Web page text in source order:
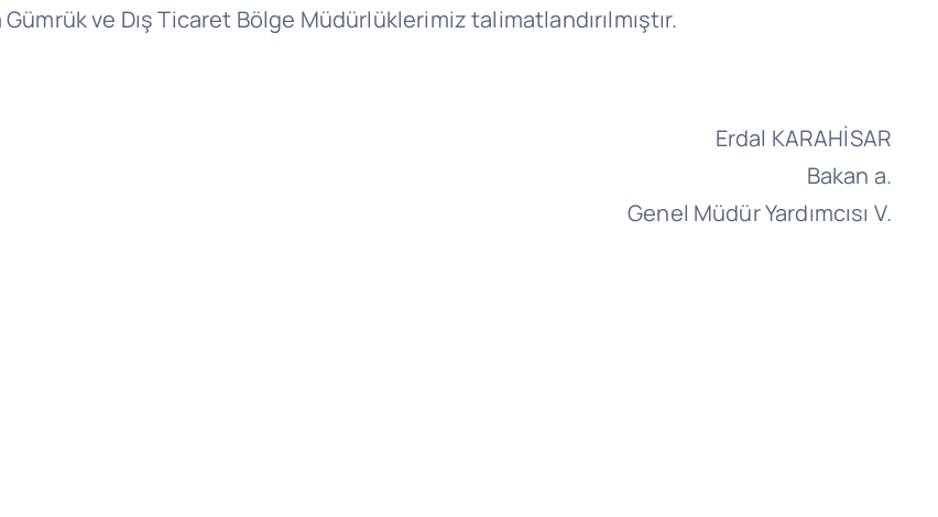
ve Dış Ticaret Bölge Müdürlüklerimiz talimatlandırılmıştır.
Erdal KARAHİSAR
Bakan a.
Genel Müdür Yardımcısı V.